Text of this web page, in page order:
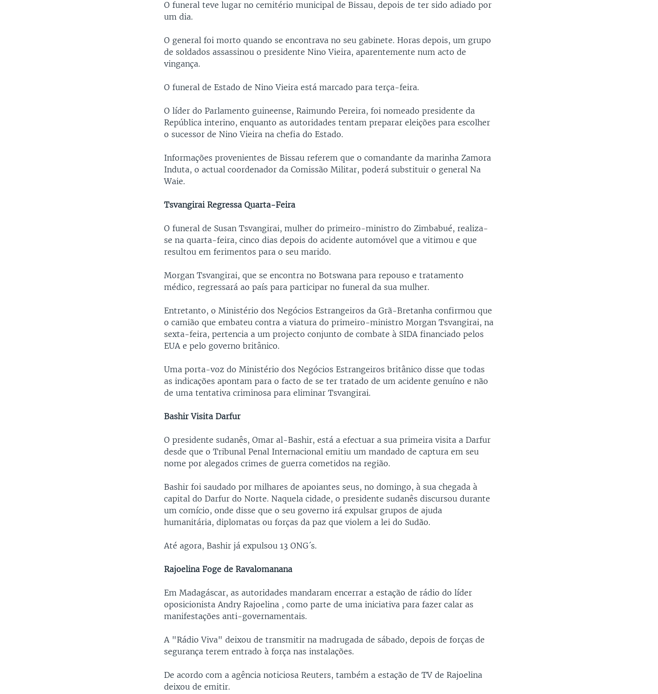
O funeral teve lugar no cemitério municipal de Bissau, depois de ter sido adiado por
um dia.
O general foi morto quando se encontrava no seu gabinete. Horas depois, um grupo
de soldados assassinou o presidente Nino Vieira, aparentemente num acto de
vingança.
O funeral de Estado de Nino Vieira está marcado para terça-feira.
O líder do Parlamento guineense, Raimundo Pereira, foi nomeado presidente da
República interino, enquanto as autoridades tentam preparar eleições para escolher
o sucessor de Nino Vieira na chefia do Estado.
Informações provenientes de Bissau referem que o comandante da marinha Zamora
Induta, o actual coordenador da Comissão Militar, poderá substituir o general Na
Waie.
Tsvangirai Regressa Quarta-Feira
O funeral de Susan Tsvangirai, mulher do primeiro-ministro do Zimbabué, realiza-
se na quarta-feira, cinco dias depois do acidente automóvel que a vitimou e que
resultou em ferimentos para o seu marido.
Morgan Tsvangirai, que se encontra no Botswana para repouso e tratamento
médico, regressará ao país para participar no funeral da sua mulher.
Entretanto, o Ministério dos Negócios Estrangeiros da Grã-Bretanha confirmou que
o camião que embateu contra a viatura do primeiro-ministro Morgan Tsvangirai, na
sexta-feira, pertencia a um projecto conjunto de combate à SIDA financiado pelos
EUA e pelo governo britânico.
Uma porta-voz do Ministério dos Negócios Estrangeiros britânico disse que todas
as indicações apontam para o facto de se ter tratado de um acidente genuíno e não
de uma tentativa criminosa para eliminar Tsvangirai.
Bashir Visita Darfur
O presidente sudanês, Omar al-Bashir, está a efectuar a sua primeira visita a Darfur
desde que o Tribunal Penal Internacional emitiu um mandado de captura em seu
nome por alegados crimes de guerra cometidos na região.
Bashir foi saudado por milhares de apoiantes seus, no domingo, à sua chegada à
capital do Darfur do Norte. Naquela cidade, o presidente sudanês discursou durante
um comício, onde disse que o seu governo irá expulsar grupos de ajuda
humanitária, diplomatas ou forças da paz que violem a lei do Sudão.
Até agora, Bashir já expulsou 13 ONG´s.
Rajoelina Foge de Ravalomanana
Em Madagáscar, as autoridades mandaram encerrar a estação de rádio do líder
oposicionista Andry Rajoelina , como parte de uma iniciativa para fazer calar as
manifestações anti-governamentais.
A "Rádio Viva" deixou de transmitir na madrugada de sábado, depois de forças de
segurança terem entrado à força nas instalações.
De acordo com a agência noticiosa Reuters, também a estação de TV de Rajoelina
deixou de emitir.